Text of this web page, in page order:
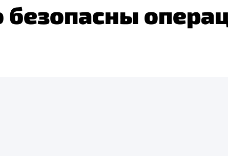
безопасны